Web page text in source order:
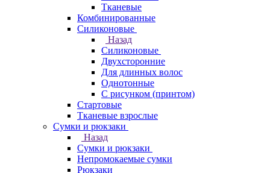
Тканевые
Комбинированные
Силиконовые
Назад
Силиконовые
Двухсторонние
Для длинных волос
Однотонные
С рисунком (принтом)
Стартовые
Тканевые взрослые
Сумки и рюкзаки
Назад
Сумки и рюкзаки
Непромокаемые сумки
Рюкзаки